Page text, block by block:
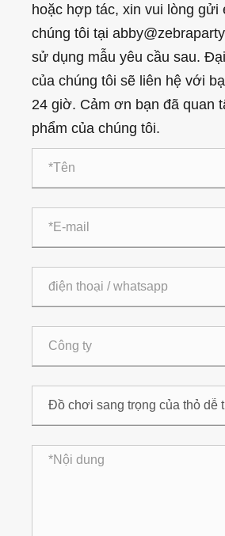
hoặc hợp tác, xin vui lòng gửi
chúng tôi tại
sử dụng mẫu yêu cầu sau.
của chúng tôi sẽ liên hệ với
24 giờ. Cảm ơn bạn đã quan
phẩm của chúng tôi.